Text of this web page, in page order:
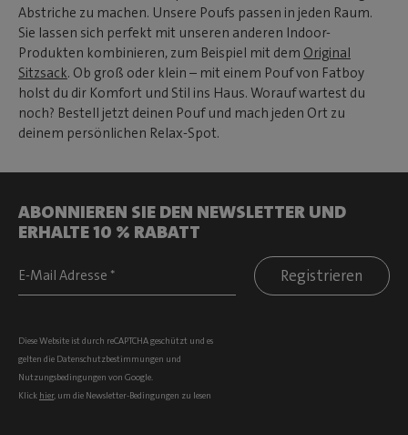
Abstriche zu machen. Unsere Poufs passen in jeden Raum.
Sie lassen sich perfekt mit unseren anderen Indoor-
Produkten kombinieren, zum Beispiel mit dem Original
Sitzsack. Ob groß oder klein – mit einem Pouf von Fatboy
holst du dir Komfort und Stil ins Haus. Worauf wartest du
noch? Bestell jetzt deinen Pouf und mach jeden Ort zu
deinem persönlichen Relax-Spot.
ABONNIEREN SIE DEN NEWSLETTER UND
ERHALTE 10 % RABATT
Registrieren
Diese Website ist durch reCAPTCHA geschützt und es
gelten die Datenschutzbestimmungen und
Nutzungsbedingungen von Google.
Klick hier, um die Newsletter-Bedingungen zu lesen